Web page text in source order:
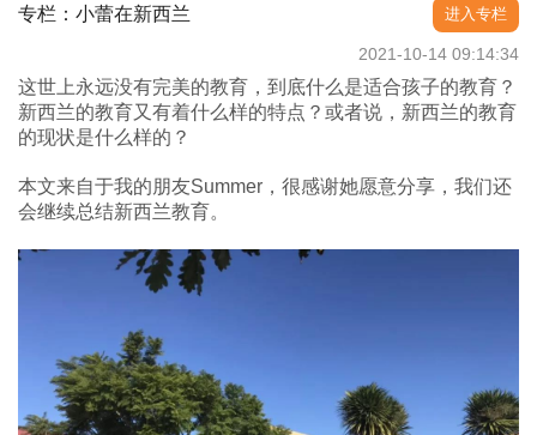
专栏：小蕾在新西兰 进入专栏
2021-10-14 09:14:34
这世上永远没有完美的教育，到底什么是适合孩子的教育？
新西兰的教育又有着什么样的特点？或者说，新西兰的教育
的现状是什么样的？
本文来自于我的朋友Summer，很感谢她愿意分享，我们还
会继续总结新西兰教育。